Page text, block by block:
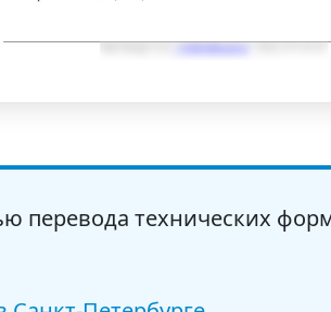
перевода технических